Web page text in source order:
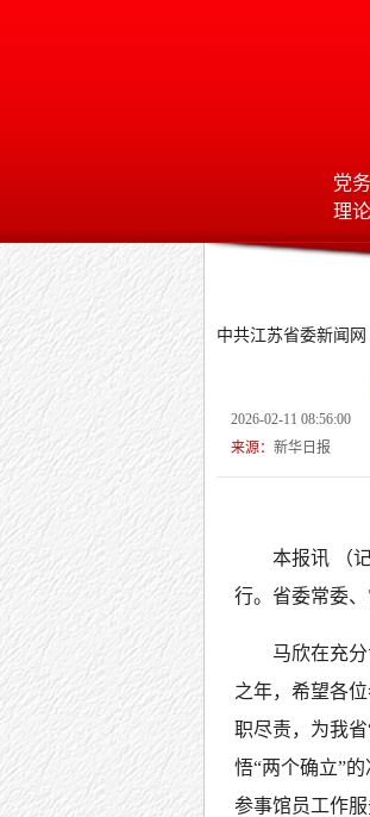
党
理
中共江苏省委新闻网
2026-02-11 08:56:00
来源： 新华日报
本报讯 （
行。省委常委
马欣在充
之年，希望各
职尽责，为我
悟“两个确立”
参事馆员工作